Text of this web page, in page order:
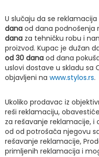
U slučaju da se
dana od dana podnošenja
dana za tehničku robu i
proizvod. Kupac je dužan
od 30 dana od dana
uslovi dostave u skladu sa
objavljeni na www.stylos.rs.
Ukoliko prodavac iz
reši reklamaciju,
za rešavanje reklamacije, i
od od potrošača njegovu
rešavanje reklamacije,
primljenih reklamacija i